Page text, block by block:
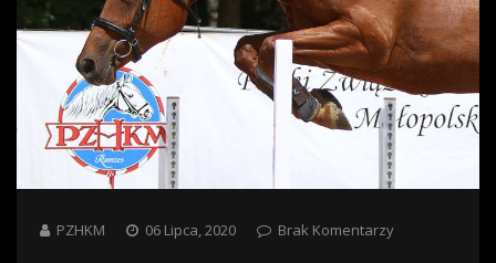
PZHKM 06 Lipca, 2020 Brak Komentarzy